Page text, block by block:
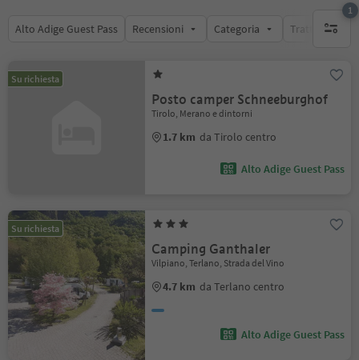
Alto Adige Guest Pass Recensioni Categoria Trattamento
1
1 filtro
Su richiesta
Posto camper Schneeburghof
Tirolo, Merano e dintorni
1.7 km da Tirolo centro
Alto Adige Guest Pass
Su richiesta
Camping Ganthaler
Vilpiano, Terlano, Strada del Vino
4.7 km da Terlano centro
Alto Adige Guest Pass